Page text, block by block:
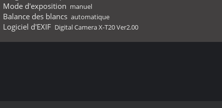
Mode d'exposition manuel
Balance des blancs automatique
Logiciel d'EXIF Digital Camera X-T20 Ver2.00